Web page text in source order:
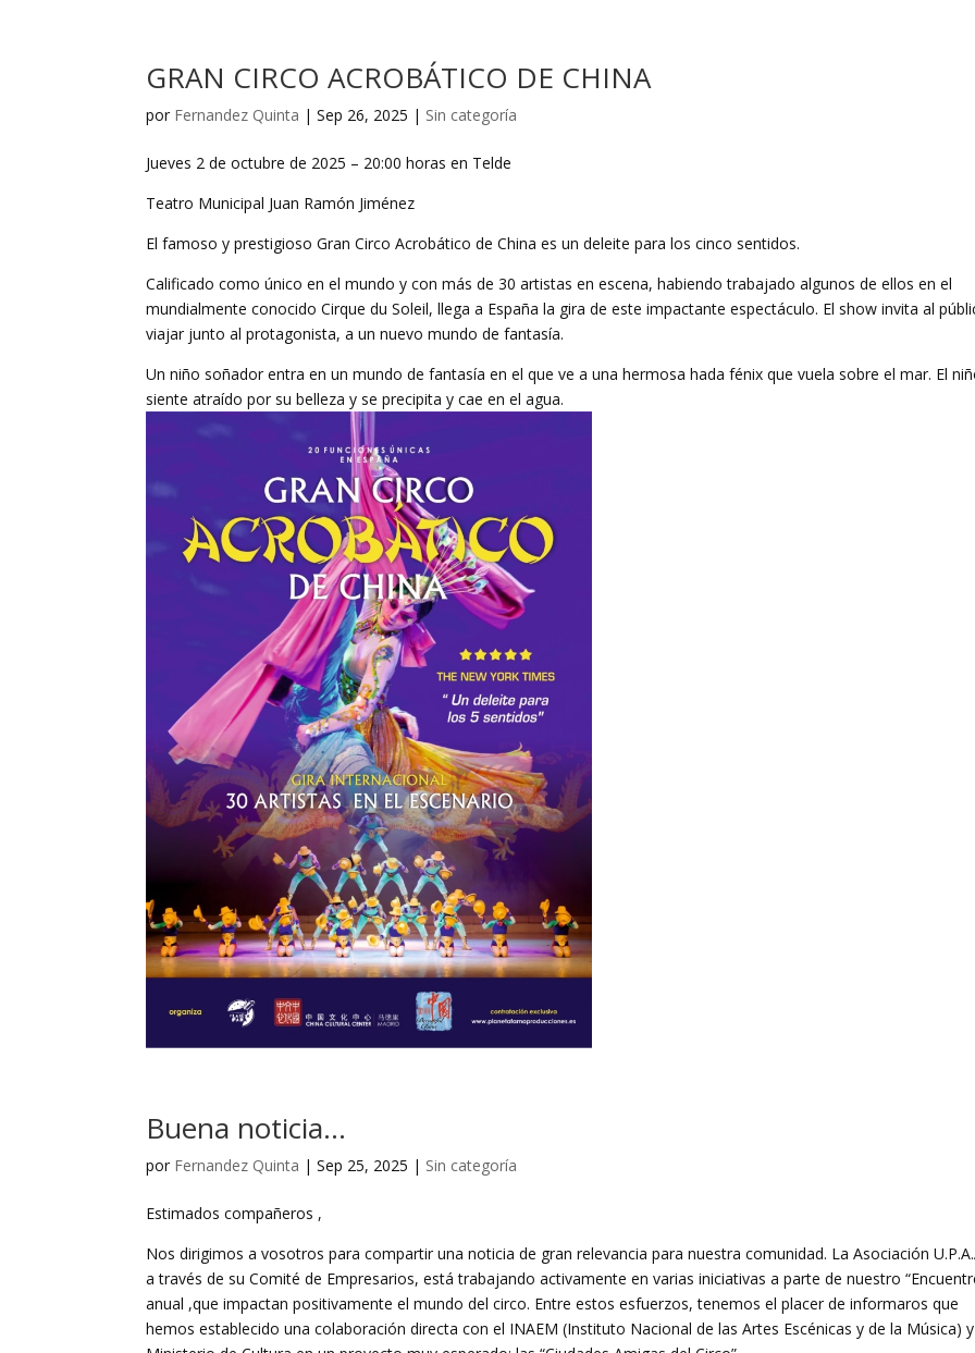
GRAN CIRCO ACROBÁTICO DE CHINA
por Fernandez Quinta |Sep 26, 2025 | Sin categoría
Jueves 2 de octubre de 2025 – 20:00 horas en Telde
Teatro Municipal Juan Ramón Jiménez
El famoso y prestigioso Gran Circo Acrobático de China es un deleite para los cinco sentidos.
Calificado como único en el mundo y con más de 30 artistas en escena, habiendo trabajado algunos de ellos en el
mundialmente conocido Cirque du Soleil, llega a España la gira de este impactante espectáculo. El show invita al
viajar junto al protagonista, a un nuevo mundo de fantasía.
Un niño soñador entra en un mundo de fantasía en el que ve a una hermosa hada fénix que vuela sobre el mar. El
siente atraído por su belleza y se precipita y cae en el agua.
Buena noticia…
por Fernandez Quinta |Sep 25, 2025 | Sin categoría
Estimados compañeros ,
Nos dirigimos a vosotros para compartir una noticia de gran relevancia para nuestra comunidad. La Asociación
a través de su Comité de Empresarios, está trabajando activamente en varias iniciativas a parte de nuestro
anual ,que impactan positivamente el mundo del circo. Entre estos esfuerzos, tenemos el placer de informaros que
hemos establecido una colaboración directa con el INAEM (Instituto Nacional de las Artes Escénicas y de la Música)